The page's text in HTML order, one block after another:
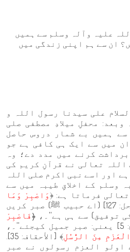
علیہ وآلہ وسلم سے ہمیں
ان سے ہم اپنی زندگی میں
علی سيدنا رسول اللہ و
وبعد: محفلِ میلادِ مصطفی صلی
سے ہمیں بے شمار دروس حاصل
میں سے ایک ہی کافی ہے جو
کرنے میں مدد دے؛ وہ
اللہ تعالی نے قرآنِ کریم کی
اور اسے نبی اکرم صلی اللہ
وسلم کے اخلاقِ طیبہ میں سے
فرماتا ہے: ﴿وَاصْبِرْ وَمَا
﴾ [النحل: 127] (اے حبیب ﷺ) صبر کریں
توفیق) سے ہی ہے''۔، ﴿ فَاصْبِرْ
﴾ [المعارج: 5] یعنی: صبر جمیل کیجئے''۔،
مِنَ الرُّسُلِ
﴾ [الأحقاف: 35].
اولو العزم رسولوں نے صبر